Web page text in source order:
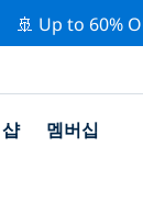
🚢 Up to 60%
샵 멤버십